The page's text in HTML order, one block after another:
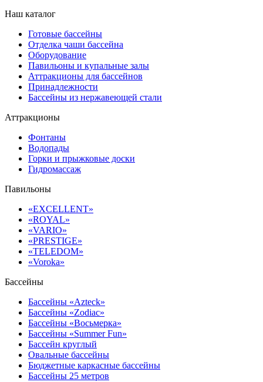
Наш каталог
Готовые бассейны
Отделка чаши бассейна
Оборудование
Павильоны и купальные залы
Аттракционы для бассейнов
Принадлежности
Бассейны из нержавеющей стали
Аттракционы
Фонтаны
Водопады
Горки и прыжковые доски
Гидромассаж
Павильоны
«EXCELLENT»
«ROYAL»
«VARIO»
«PRESTIGE»
«TELEDOM»
«Voroka»
Бассейны
Бассейны «Azteck»
Бассейны «Zodiac»
Бассейны «Восьмерка»
Бассейны «Summer Fun»
Бассейн круглый
Овальные бассейны
Бюджетные каркасные бассейны
Бассейны 25 метров